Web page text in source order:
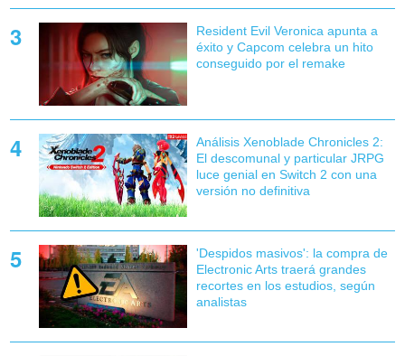
Resident Evil Veronica apunta a
éxito y Capcom celebra un hito
conseguido por el remake
Análisis Xenoblade Chronicles 2:
El descomunal y particular JRPG
luce genial en Switch 2 con una
versión no definitiva
'Despidos masivos': la compra de
Electronic Arts traerá grandes
recortes en los estudios, según
analistas